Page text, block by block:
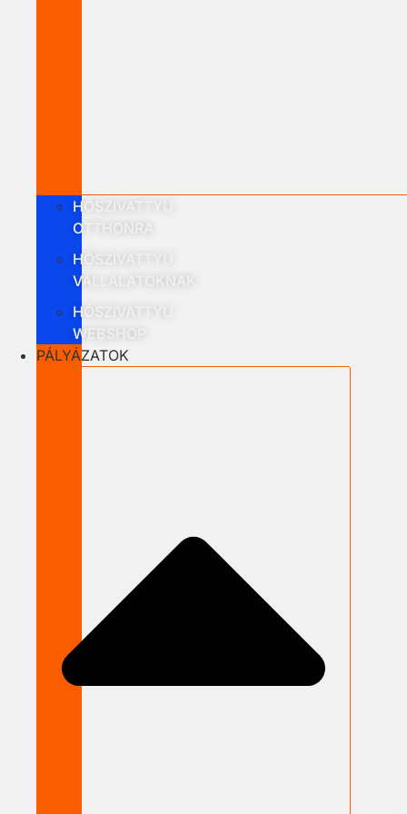
HŐSZIVATTYÚ
OTTHONRA
HŐSZIVATTYÚ
VÁLLALATOKNAK
HŐSZIVATTYÚ
WEBSHOP
PÁLYÁZATOK